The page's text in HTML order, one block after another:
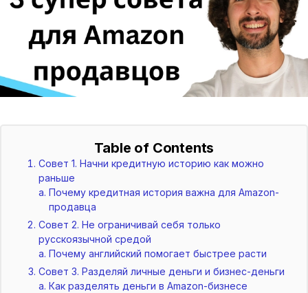
Table of Contents
Совет 1. Начни кредитную историю как можно
раньше
Почему кредитная история важна для Amazon-
продавца
Совет 2. Не ограничивай себя только
русскоязычной средой
Почему английский помогает быстрее расти
Совет 3. Разделяй личные деньги и бизнес-деньги
Как разделять деньги в Amazon-бизнесе